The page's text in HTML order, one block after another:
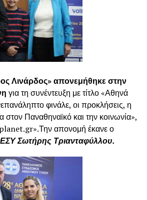
Λινάρδος» απονεμήθηκε στην
για τη συνέντευξη με τίτλο «Αθηνά
φινάλε, οι προκλήσεις, η
στον Παναθηναϊκό και την κοινωνία»,
απονομή έκανε ο
Σωτήρης Τριανταφύλλου.